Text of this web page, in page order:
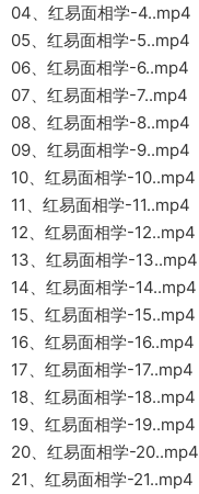
04、红易面相学-4..mp4
05、红易面相学-5..mp4
06、红易面相学-6..mp4
07、红易面相学-7..mp4
08、红易面相学-8..mp4
09、红易面相学-9..mp4
10、红易面相学-10..mp4
11、红易面相学-11..mp4
12、红易面相学-12..mp4
13、红易面相学-13..mp4
14、红易面相学-14..mp4
15、红易面相学-15..mp4
16、红易面相学-16..mp4
17、红易面相学-17..mp4
18、红易面相学-18..mp4
19、红易面相学-19..mp4
20、红易面相学-20..mp4
21、红易面相学-21..mp4